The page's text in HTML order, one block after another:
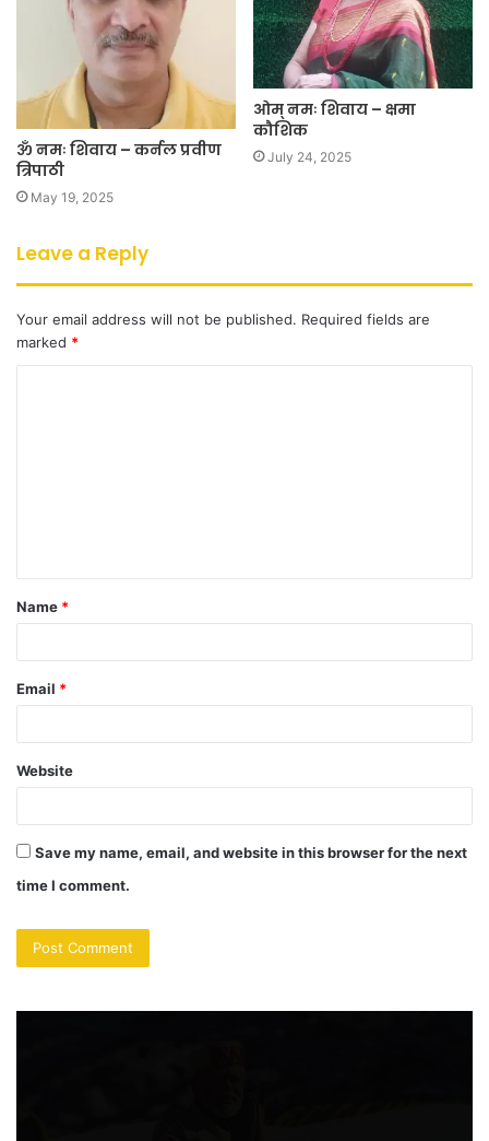
ॐ नमः शिवाय – कर्नल प्रवीण
त्रिपाठी
May 19, 2025
ओम् नमः शिवाय – क्षमा
कौशिक
July 24, 2025
Leave a Reply
Your email address will not be published. Required fields are
marked *
t
*
Name *
Email *
Website
Save my name, email, and website in this browser for the next
time I comment.